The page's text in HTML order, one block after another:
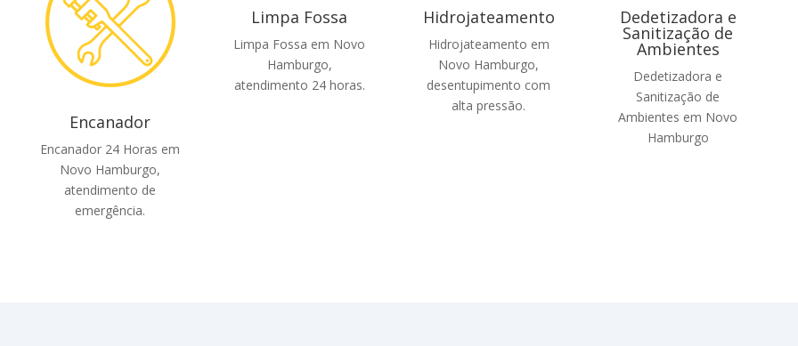
Encanador
Encanador 24 Horas em
Novo Hamburgo,
atendimento de
emergência.
Limpa Fossa
Limpa Fossa em Novo
Hamburgo,
atendimento 24 horas.
Hidrojateamento
Hidrojateamento em
Novo Hamburgo,
desentupimento com
alta pressão.
Dedetizadora e
Sanitização de
Ambientes
Dedetizadora e
Sanitização de
Ambientes em Novo
Hamburgo